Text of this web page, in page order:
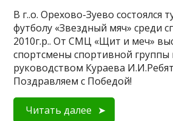
В г..о. Орехово-Зуево состоялся
футболу «Звездный мяч» среди
2010г.р.. От СМЦ «Щит и меч»
спортсмены спортивной группы
руководством Кураева
Поздравляем с Победой!
Читать далее